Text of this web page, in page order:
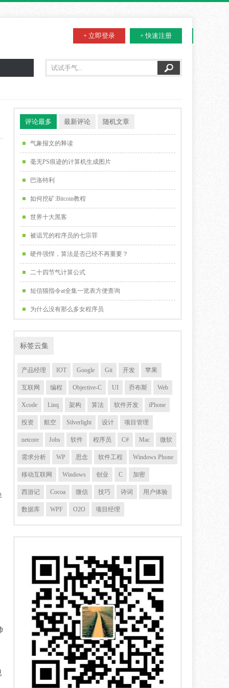
+ 立即登录 + 快速注册
评论最多 最新评论 随机文章
气象报文的释读
毫无PS痕迹的计算机生成图片
巴洛特利
如何挖矿:Bitcoin教程
世界十大黑客
被诅咒的程序员的七宗罪
硬件强悍，算法是否已经不再重要？
二十四节气计算公式
短信猫指令at全集一览表方便查询
为什么没有那么多女程序员
标签云集
产品经理 IOT Google Git 开发 苹果
互联网 编程 Objective-C UI 乔布斯 Web
Xcode Linq 架构 算法 软件开发 iPhone
投资 航空 Silverlight 设计 项目管理
netcore Jobs 软件 程序员 C# Mac 微软
需求分析 WP 思念 软件工程 Windows Phone
移动互联网 Windows 创业 C 加密
西游记 Cocoa 微信 技巧 诗词 用户体验
数据库 WPF O2O 项目经理